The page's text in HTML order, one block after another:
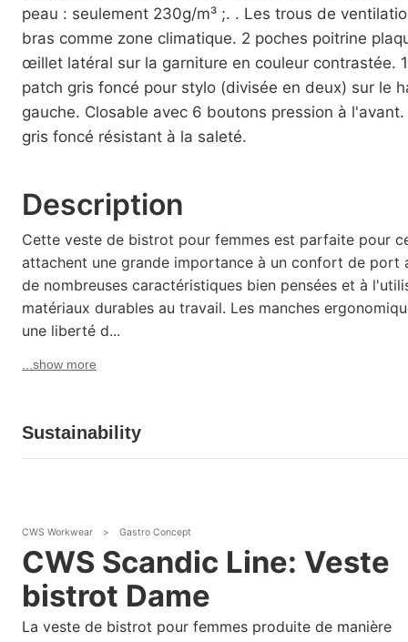
peau : seulement 230g/m³ ;. . Les trous de
bras comme zone climatique. 2 poches poitrine
œillet latéral sur la garniture en couleur contrastée.
patch gris foncé pour stylo (divisée en deux) sur le
gauche. Closable avec 6 boutons pression à
gris foncé résistant à la saleté.
Description
Cette veste de bistrot pour femmes est parfaite pour
attachent une grande importance à un confort de port
de nombreuses caractéristiques bien pensées et à
matériaux durables au travail. Les manches
une liberté d...
...show more
Sustainability
CWS Workwear > Gastro Concept
CWS Scandic Line: Veste
bistrot Dame
La veste de bistrot pour femmes produite de manière